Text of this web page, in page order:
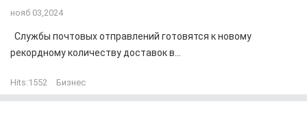
нояб 03,2024
Службы почтовых отправлений готовятся к новому
рекордному количеству доставок в...
Hits:1552 Бизнес